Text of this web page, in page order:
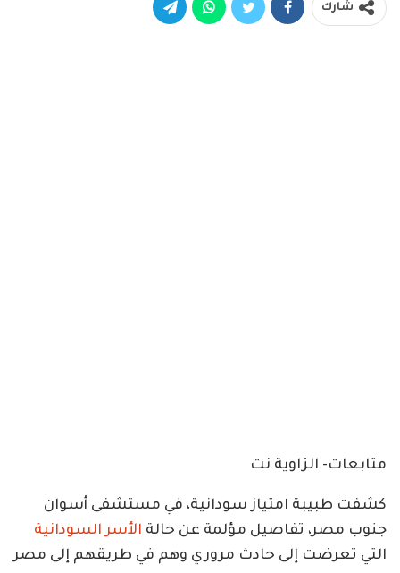
شارك
متابعات- الزاوية نت
كشفت طبيبة امتياز سودانية، في مستشفى أسوان
جنوب مصر، تفاصيل مؤلمة عن حالة الأسر السودانية
التي تعرضت إلى حادث مروري وهم في طريقهم إلى مصر